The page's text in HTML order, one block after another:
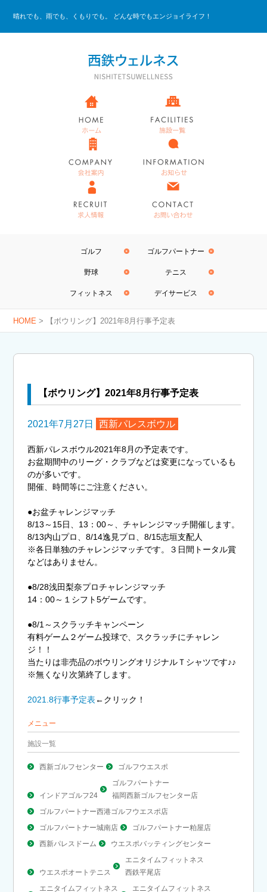
晴れでも、雨でも、くもりでも。 どんな時でもエンジョイライフ！
ゴルフ ゴルフパートナー
野球 テニス
フィットネス デイサービス
HOME > 【ボウリング】2021年8月行事予定表
【ボウリング】2021年8月行事予定表
2021年7月27日 西新パレスボウル
西新パレスボウル2021年8月の予定表です。
お盆期間中のリーグ・クラブなどは変更になっているも
のが多いです。
開催、時間等にご注意ください。
●お盆チャレンジマッチ
8/13～15日、13：00～、チャレンジマッチ開催します。
8/13内山プロ、8/14逸見プロ、8/15志垣支配人
※各日単独のチャレンジマッチです。３日間トータル賞
などはありません。
●8/28浅田梨奈プロチャレンジマッチ
14：00～１シフト5ゲームです。
●8/1～スクラッチキャンペーン
有料ゲーム２ゲーム投球で、スクラッチにチャレン
ジ！！
当たりは非売品のボウリングオリジナルＴシャツです♪♪
※無くなり次第終了します。
2021.8行事予定表←クリック！
メニュー
施設一覧
西新ゴルフセンター ゴルフウエスポ
インドアゴルフ24
ゴルフパートナー
福岡西新ゴルフセンター店
ゴルフパートナー西港ゴルフウエスポ店
ゴルフパートナー城南店
ゴルフパートナー粕屋店
西新パレスドーム
ウエスポバッティングセンター
ウエスポオートテニス
エニタイムフィットネス
西鉄平尾店
エニタイムフィットネス
エニタイムフィットネス